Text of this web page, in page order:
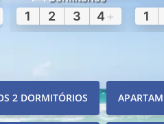
1 2 3 4 + 1
2 DORMITÓRIOS